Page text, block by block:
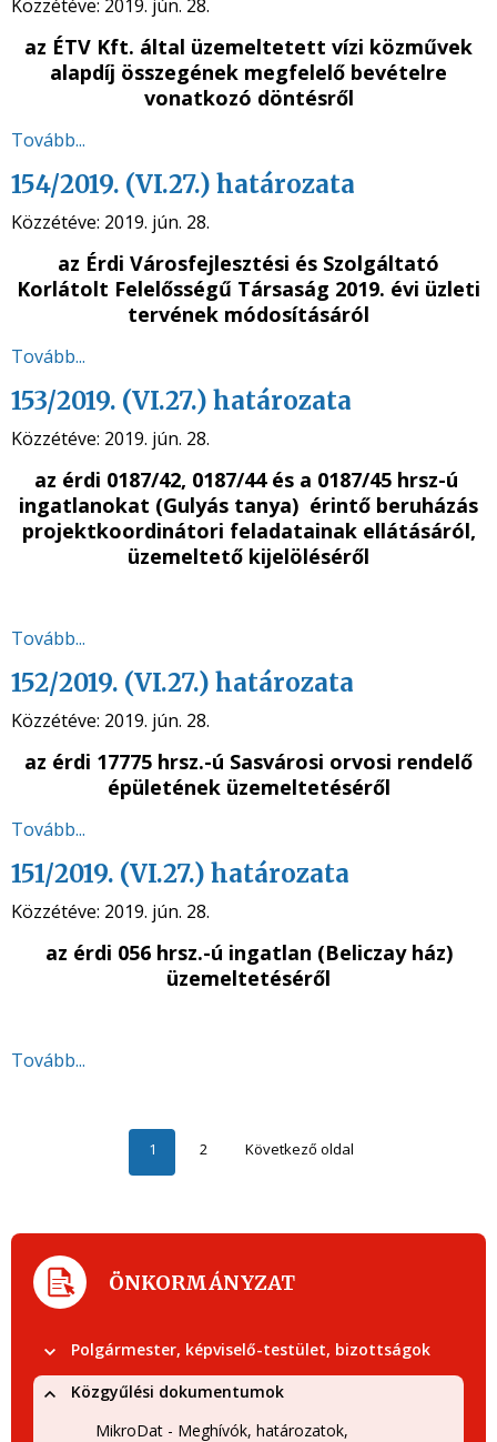
Közzétéve: 2019. jún. 28.
az ÉTV Kft. által üzemeltetett vízi közművek
alapdíj összegének megfelelő bevételre
vonatkozó döntésről
Tovább...
154/2019. (VI.27.) határozata
Közzétéve: 2019. jún. 28.
az Érdi Városfejlesztési és Szolgáltató
Korlátolt Felelősségű Társaság 2019. évi üzleti
tervének módosításáról
Tovább...
153/2019. (VI.27.) határozata
Közzétéve: 2019. jún. 28.
az érdi 0187/42, 0187/44 és a 0187/45 hrsz-ú
ingatlanokat (Gulyás tanya) érintő beruházás
projektkoordinátori feladatainak ellátásáról,
üzemeltető kijelöléséről
Tovább...
152/2019. (VI.27.) határozata
Közzétéve: 2019. jún. 28.
az érdi 17775 hrsz.-ú Sasvárosi orvosi rendelő
épületének üzemeltetéséről
Tovább...
151/2019. (VI.27.) határozata
Közzétéve: 2019. jún. 28.
az érdi 056 hrsz.-ú ingatlan (Beliczay ház)
üzemeltetéséről
Tovább...
1 2 Következő oldal
ÖNKORMÁNYZAT
Polgármester, képviselő-testület, bizottságok
Közgyűlési dokumentumok
MikroDat - Meghívók, határozatok,